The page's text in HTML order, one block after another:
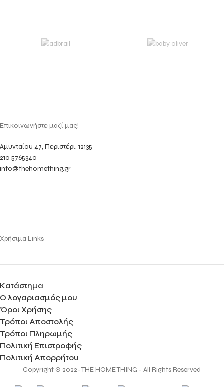
Επικοινωνήστε μαζί μας!
Αμυνταίου 47, Περιστέρι, 12135
210 5765340
info@thehomething.gr
Χρήσιμα Links
Κατάστημα
Ο λογαριασμός μου
Όροι Χρήσης
Τρόποι Αποστολής
Τρόποι Πληρωμής
Πολιτική Επιστροφής
Πολιτική Απορρήτου
Copyright © 2022- THE HOME THING - All Rights Reserved